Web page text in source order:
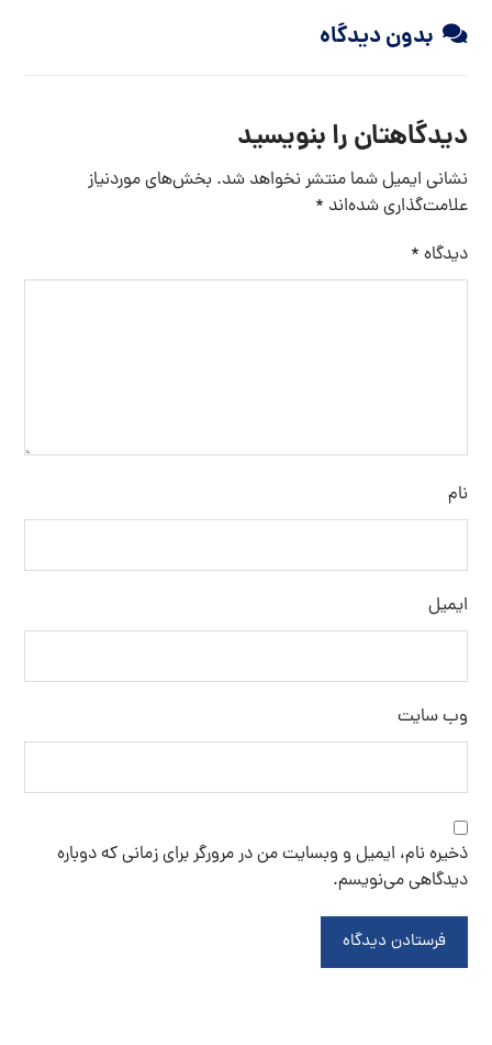
بدون دیدگاه
دیدگاهتان را بنویسید
نشانی ایمیل شما منتشر نخواهد شد. بخش‌های موردنیاز
علامت‌گذاری شده‌اند *
دیدگاه *
نام
ایمیل
وب‌ سایت
ذخیره نام، ایمیل و وبسایت من در مرورگر برای زمانی که دوباره
دیدگاهی می‌نویسم.
فرستادن دیدگاه